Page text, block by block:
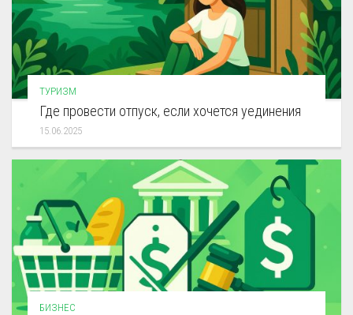
ТУРИЗМ
Где провести отпуск, если хочется уединения
15.06.2025
БИЗНЕС